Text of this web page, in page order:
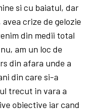
si cu baiatul, dar
crize de gelozie
din medii total
am un loc de
din afara unde a
din care si-a
trecut in vara a
obiective iar cand